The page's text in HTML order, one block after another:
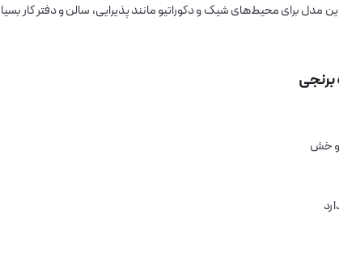
برای محیط‌های شیک و دکوراتیو مانند پذیرایی، سالن و دفتر کار
و خش